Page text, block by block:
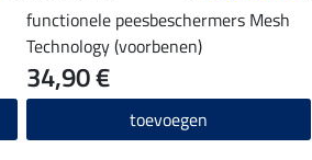
functionele peesbeschermers Mesh
Technology (voorbenen)
34,90 €
toevoegen